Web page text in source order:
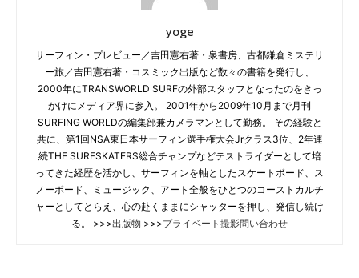
yoge
サーフィン・プレビュー／吉田憲右著・泉書房、古都鎌倉ミステリ
ー旅／吉田憲右著・コスミック出版など数々の書籍を発行し、
2000年にTRANSWORLD SURFの外部スタッフとなったのをきっ
かけにメディア界に参入。 2001年から2009年10月まで月刊
SURFING WORLDの編集部兼カメラマンとして勤務。 その経験と
共に、第1回NSA東日本サーフィン選手権大会Jrクラス3位、2年連
続THE SURFSKATERS総合チャンプなどテストライダーとして培
ってきた経歴を活かし、サーフィンを軸としたスケートボード、ス
ノーボード、ミュージック、アート全般をひとつのコーストカルチ
ャーとしてとらえ、心の赴くままにシャッターを押し、発信し続け
る。 >>>出版物 >>>プライベート撮影問い合わせ